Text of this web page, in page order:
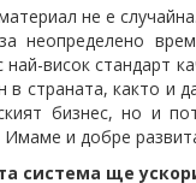
не е
неопределено
най-висок стандарт
в страната, както и
бизнес, но и
Имаме и добре
система ще